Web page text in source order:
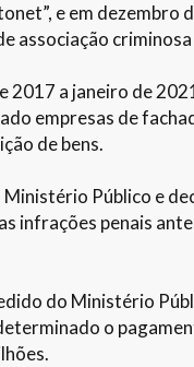
e em dezembro
associação
2017 a janeiro de
empresas de
de bens.
Público e
infrações penais
do Ministério
o